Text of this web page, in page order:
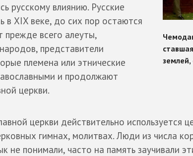
русскому влиянию. Русские
в XIX веке, до сих пор остаются
всего алеуты,
представители
племена или этнические
и продолжают
церкви.
церкви действительно используется
гимнах, молитвах. Люди из числа
не понимали, часто на память заучивали